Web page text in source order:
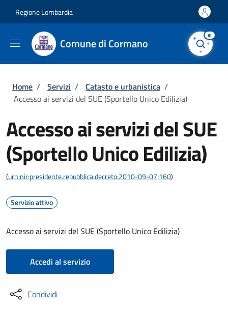
Regione Lombardia
Comune di Cormano
AI
Briciole di pane
Home / Servizi / Catasto e urbanistica /
Accesso ai servizi del SUE (Sportello Unico Edilizia)
Accesso ai servizi del SUE
(Sportello Unico Edilizia)
(urn:nir:presidente.repubblica:decreto:2010-09-07;160)
Servizio attivo
Accesso ai servizi del SUE (Sportello Unico Edilizia)
Accedi al servizio
Condividi